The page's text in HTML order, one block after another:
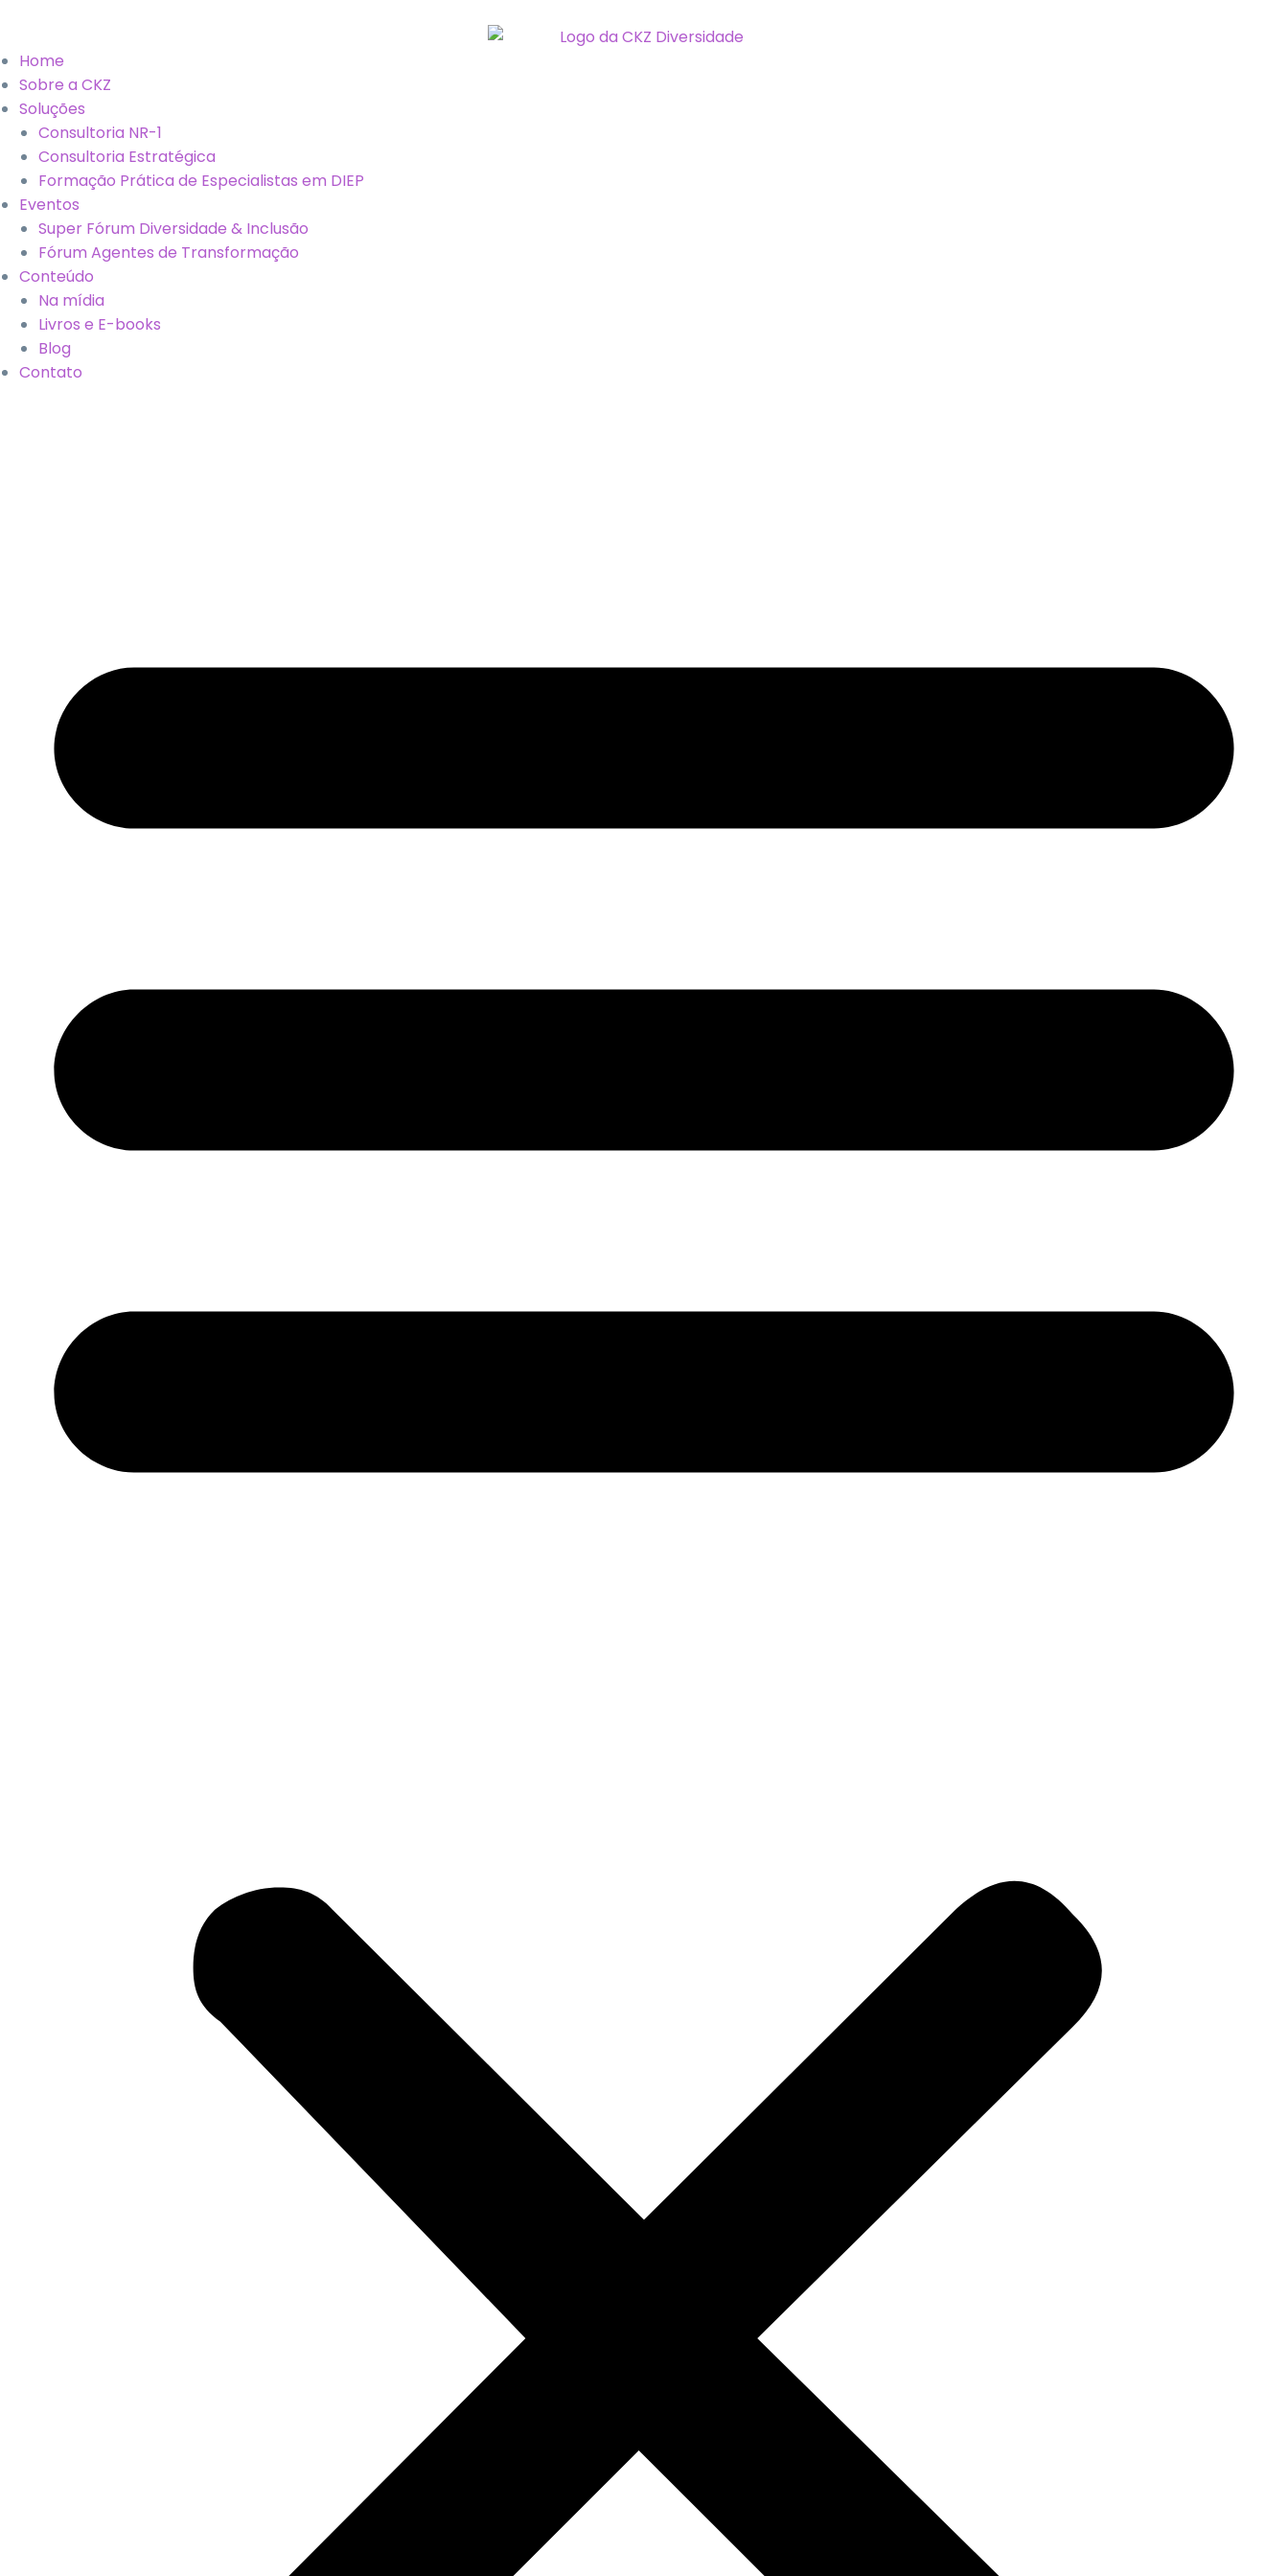
Home
Sobre a CKZ
Soluções
Consultoria NR-1
Consultoria Estratégica
Formação Prática de Especialistas em DIEP
Eventos
Super Fórum Diversidade & Inclusão
Fórum Agentes de Transformação
Conteúdo
Na mídia
Livros e E-books
Blog
Contato